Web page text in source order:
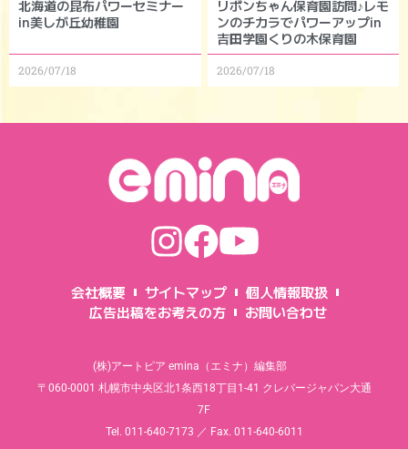
北海道の昆布パワーセミナー
in美しが丘幼稚園
2026/07/18
リボンちゃん保育園訪問♪レモ
ンのチカラでパワーアップin
吉田学園くりの木保育園
2026/07/18
会社概要 サイトマップ
個人情報取扱
広告出稿をお考えの方
お問い合わせ
(株)アートピア emina（エミナ）編集部
〒060-0001 札幌市中央区北1条西18丁目1-41 クレバージャパン大通
7F
Tel. 011-640-7173 ／ Fax. 011-640-6011